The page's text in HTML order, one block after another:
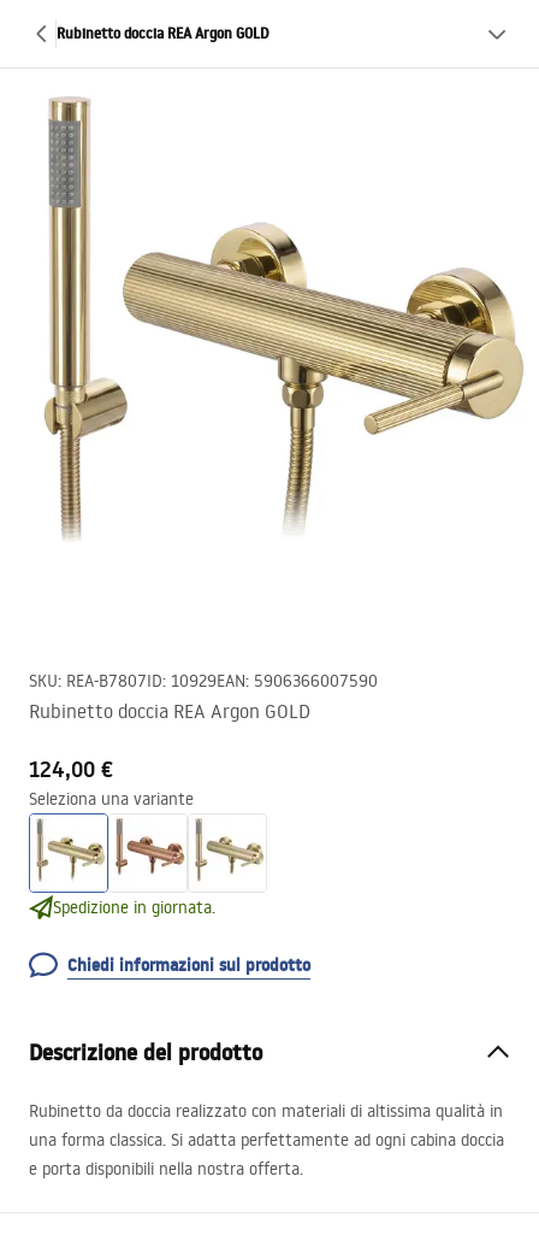
Rubinetto doccia REA Argon GOLD
SKU: REA-B7807ID: 10929EAN: 5906366007590
Rubinetto doccia REA Argon GOLD
124,00 €
Seleziona una variante
Spedizione in giornata.
Chiedi informazioni sul prodotto
Descrizione del prodotto
Rubinetto da doccia realizzato con materiali di altissima qualità in
una forma classica. Si adatta perfettamente ad ogni cabina doccia
e porta disponibili nella nostra offerta.